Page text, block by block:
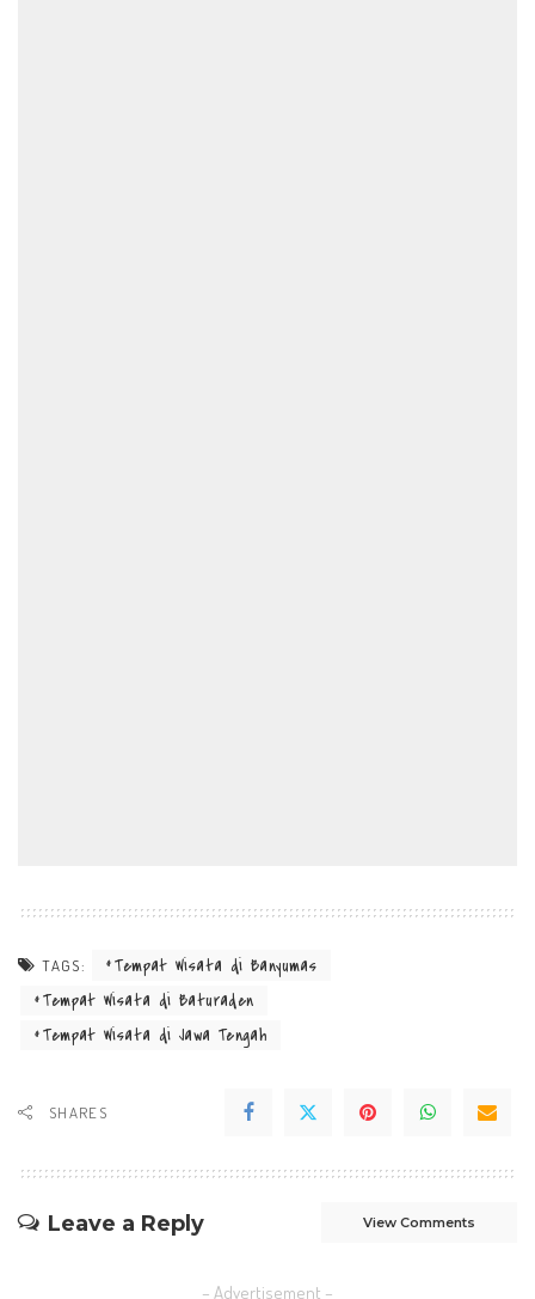
TAGS:
Tempat Wisata di Banyumas
Tempat Wisata di Baturaden
Tempat Wisata di Jawa Tengah
SHARES
Leave a Reply View Comments
– Advertisement –